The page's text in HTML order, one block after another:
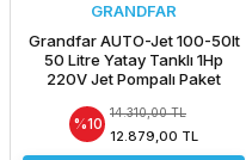
GRANDFAR
Grandfar AUTO-Jet 100-50lt
50 Litre Yatay Tanklı 1Hp
220V Jet Pompalı Paket
%10
14.310,00 TL
12.879,00 TL